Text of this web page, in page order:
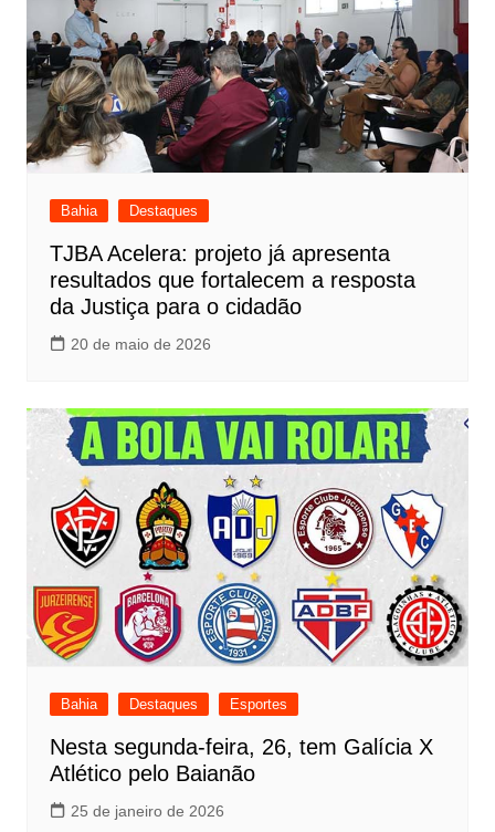
Bahia Destaques
TJBA Acelera: projeto já apresenta
resultados que fortalecem a resposta
da Justiça para o cidadão
20 de maio de 2026
Bahia Destaques Esportes
Nesta segunda-feira, 26, tem Galícia X
Atlético pelo Baianão
25 de janeiro de 2026